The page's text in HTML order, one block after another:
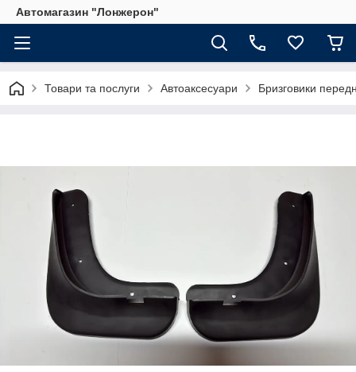
Автомагазин "Лонжерон"
Товари та послуги Автоаксесуари Бризговики